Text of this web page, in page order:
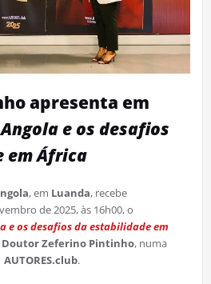
apresenta em
Angola e os desafios
em África
, em Luanda, recebe
de 2025, às 16h00, o
e os desafios da estabilidade em
Doutor Zeferino Pintinho, numa
.